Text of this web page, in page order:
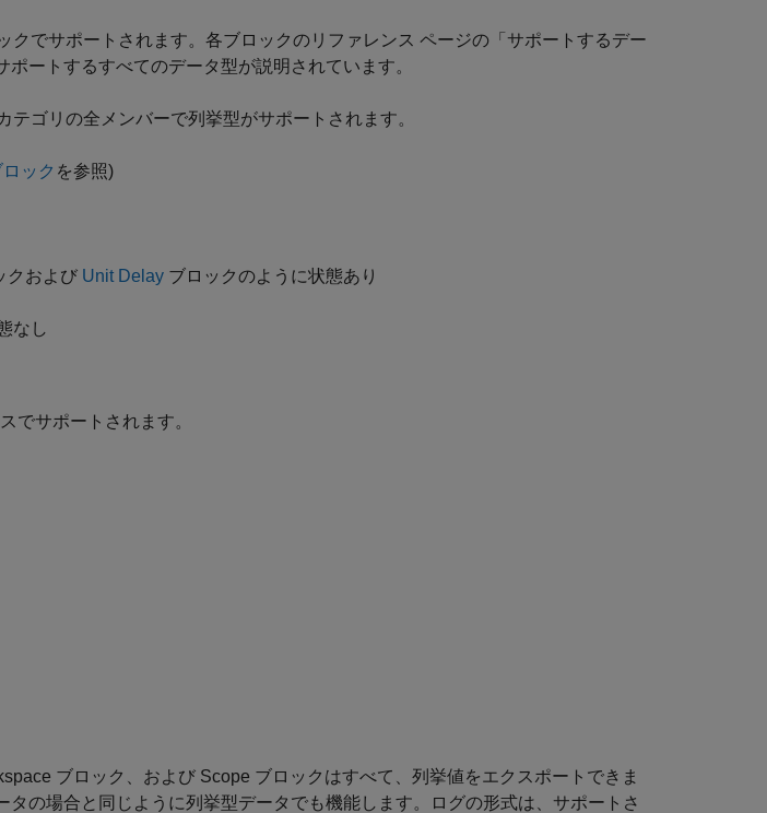
クでサポートされます。各ブロックのリファレンス ページの「サポートするデー
ートするすべてのデータ型が説明されています。
ゴリの全メンバーで列挙型がサポートされます。
ック を参照)
クおよび Unit Delay ブロックのように状態あり
なし
でサポートされます。
ブロック、および Scope ブロックはすべて、列挙値をエクスポートできま
タの場合と同じように列挙型データでも機能します。ログの形式は、サポートさ